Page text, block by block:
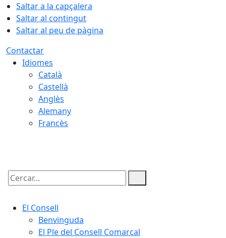
Saltar a la capçalera
Saltar al contingut
Saltar al peu de pàgina
Contactar
Idiomes
Català
Castellà
Anglès
Alemany
Francès
Cercar:
El Consell
Benvinguda
El Ple del Consell Comarcal